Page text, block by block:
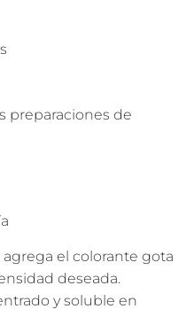
preparaciones de
agrega el colorante gota
deseada.
y soluble en